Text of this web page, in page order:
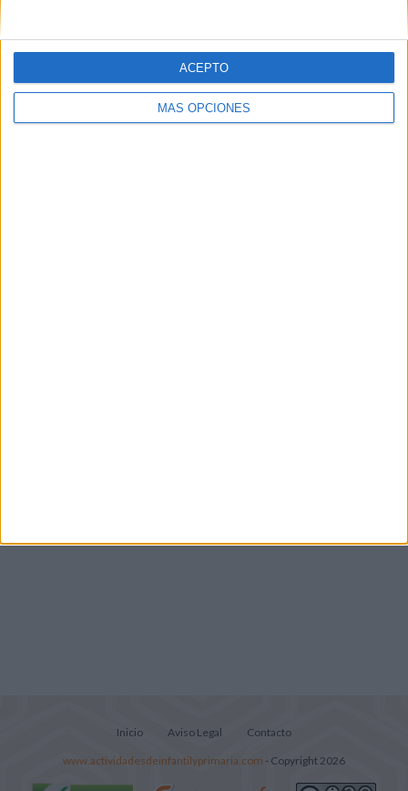
MÁS OPCIONES
ACEPTO
LO MÁS VISITADO
Inicio Aviso Legal Contacto
www.actividadesdeinfantilyprimaria.com - Copyright 2026